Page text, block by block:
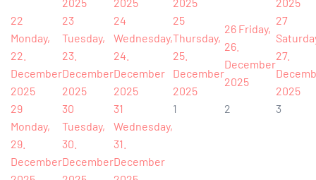
2025
2025
2025
2025
22
Monday,
22.
December
2025
23
Tuesday,
23.
December
2025
24
Wednesday,
24.
December
2025
25
Thursday,
25.
December
2025
26 Friday,
26.
December
2025
27
27.
2025
29
Monday,
29.
December
30
Tuesday,
30.
December
31
Wednesday,
31.
December
1 2 3